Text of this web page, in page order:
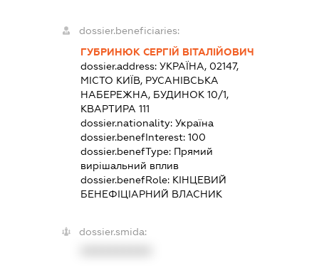
dossier.beneficiaries:
ГУБРИНЮК СЕРГІЙ ВІТАЛІЙОВИЧ
dossier.address:УКРАЇНА, 02147,
МІСТО КИЇВ, РУСАНІВСЬКА
НАБЕРЕЖНА, БУДИНОК 10/1,
КВАРТИРА 111
dossier.nationality:Україна
dossier.benefInterest:100
dossier.benefType: Прямий
вирішальний вплив
dossier.benefRole: КІНЦЕВИЙ
БЕНЕФІЦІАРНИЙ ВЛАСНИК
dossier.smida: